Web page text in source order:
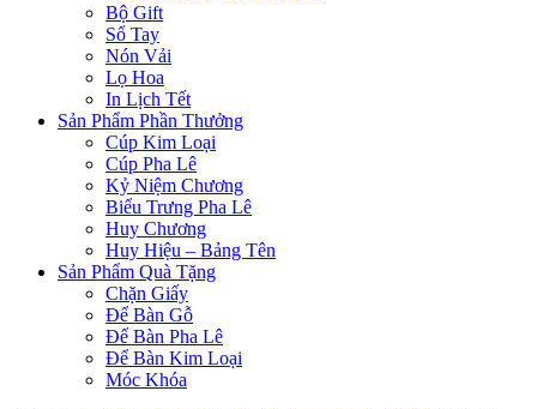
Bộ Gift
Sổ Tay
Nón Vải
Lọ Hoa
In Lịch Tết
Sản Phẩm Phần Thưởng
Cúp Kim Loại
Cúp Pha Lê
Kỷ Niệm Chương
Biểu Trưng Pha Lê
Huy Chương
Huy Hiệu – Bảng Tên
Sản Phẩm Quà Tặng
Chặn Giấy
Để Bàn Gỗ
Để Bàn Pha Lê
Để Bàn Kim Loại
Móc Khóa